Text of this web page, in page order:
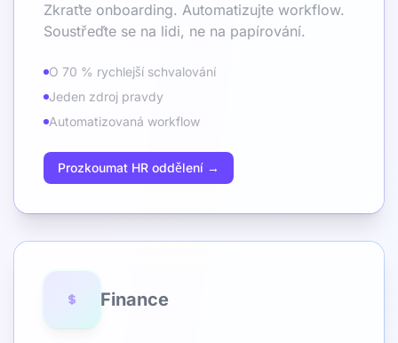
Zkraťte onboarding. Automatizujte workflow.
Soustřeďte se na lidi, ne na papírování.
O 70 % rychlejší schvalování
Jeden zdroj pravdy
Automatizovaná workflow
Prozkoumat HR oddělení →
Finance